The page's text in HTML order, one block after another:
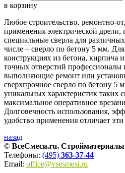
в корзину
Любое строительство, ремонтно-
применения электрической дрели,
специальные сверла для
числе – сверло по бетону 5 мм.
конструкциях из бетона, кирпича
точных отверстий
выполняющие ремонт или
сверхпрочное сверло по бетону 5
уникальных характеристик таких
максимальное оперативное
Долговечность использования,
удобство применения отличает эти
назад
© ВсеСмеси.ru.
Телефоны: (495) 363-37-44
Email: office@vsesmesi.ru